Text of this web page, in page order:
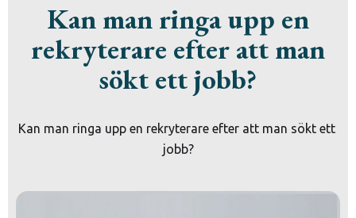
Kan man ringa upp en
rekryterare efter att man
sökt ett jobb?
Kan man ringa upp en rekryterare efter att man sökt ett
jobb?